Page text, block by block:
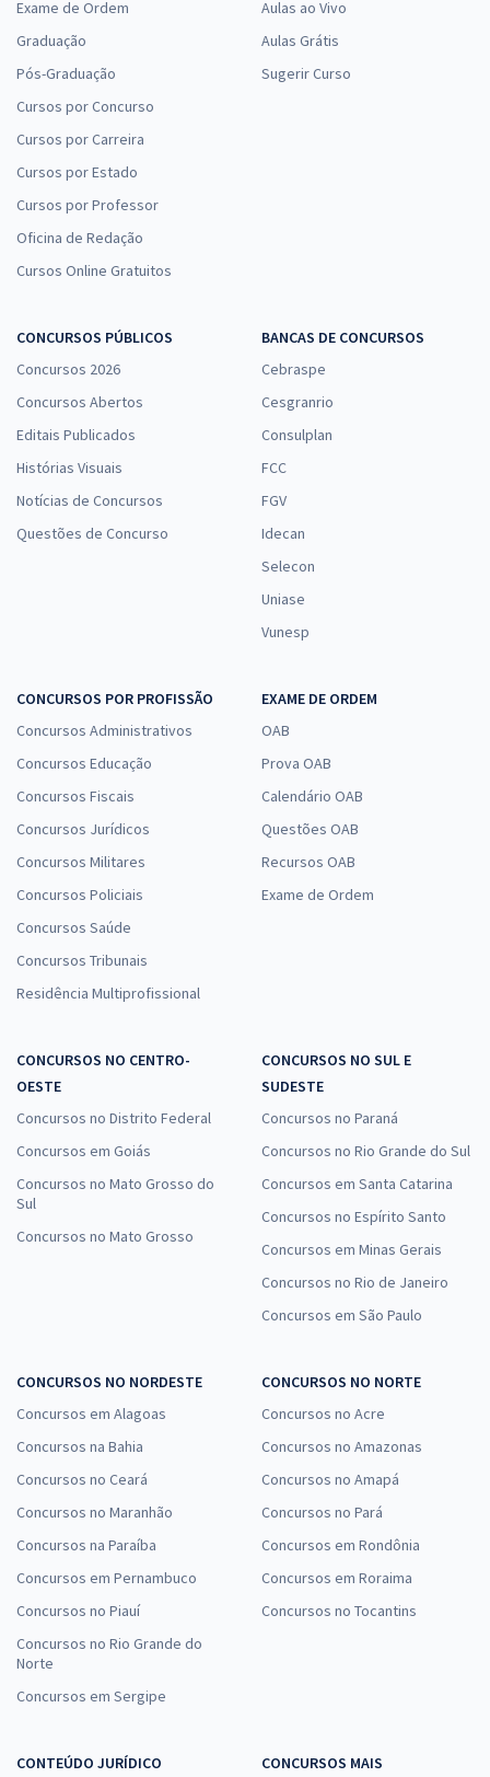
Exame de Ordem
Graduação
Pós-Graduação
Cursos por Concurso
Cursos por Carreira
Cursos por Estado
Cursos por Professor
Oficina de Redação
Cursos Online Gratuitos
Aulas ao Vivo
Aulas Grátis
Sugerir Curso
CONCURSOS PÚBLICOS
Concursos 2026
Concursos Abertos
Editais Publicados
Histórias Visuais
Notícias de Concursos
Questões de Concurso
BANCAS DE CONCURSOS
Cebraspe
Cesgranrio
Consulplan
FCC
FGV
Idecan
Selecon
Uniase
Vunesp
CONCURSOS POR PROFISSÃO
Concursos Administrativos
Concursos Educação
Concursos Fiscais
Concursos Jurídicos
Concursos Militares
Concursos Policiais
Concursos Saúde
Concursos Tribunais
Residência Multiprofissional
EXAME DE ORDEM
OAB
Prova OAB
Calendário OAB
Questões OAB
Recursos OAB
Exame de Ordem
CONCURSOS NO CENTRO-
OESTE
Concursos no Distrito Federal
Concursos em Goiás
Concursos no Mato Grosso do
Sul
Concursos no Mato Grosso
CONCURSOS NO SUL E
SUDESTE
Concursos no Paraná
Concursos no Rio Grande do Sul
Concursos em Santa Catarina
Concursos no Espírito Santo
Concursos em Minas Gerais
Concursos no Rio de Janeiro
Concursos em São Paulo
CONCURSOS NO NORDESTE
Concursos em Alagoas
Concursos na Bahia
Concursos no Ceará
Concursos no Maranhão
Concursos na Paraíba
Concursos em Pernambuco
Concursos no Piauí
Concursos no Rio Grande do
Norte
Concursos em Sergipe
CONCURSOS NO NORTE
Concursos no Acre
Concursos no Amazonas
Concursos no Amapá
Concursos no Pará
Concursos em Rondônia
Concursos em Roraima
Concursos no Tocantins
CONTEÚDO JURÍDICO
CONCURSOS MAIS